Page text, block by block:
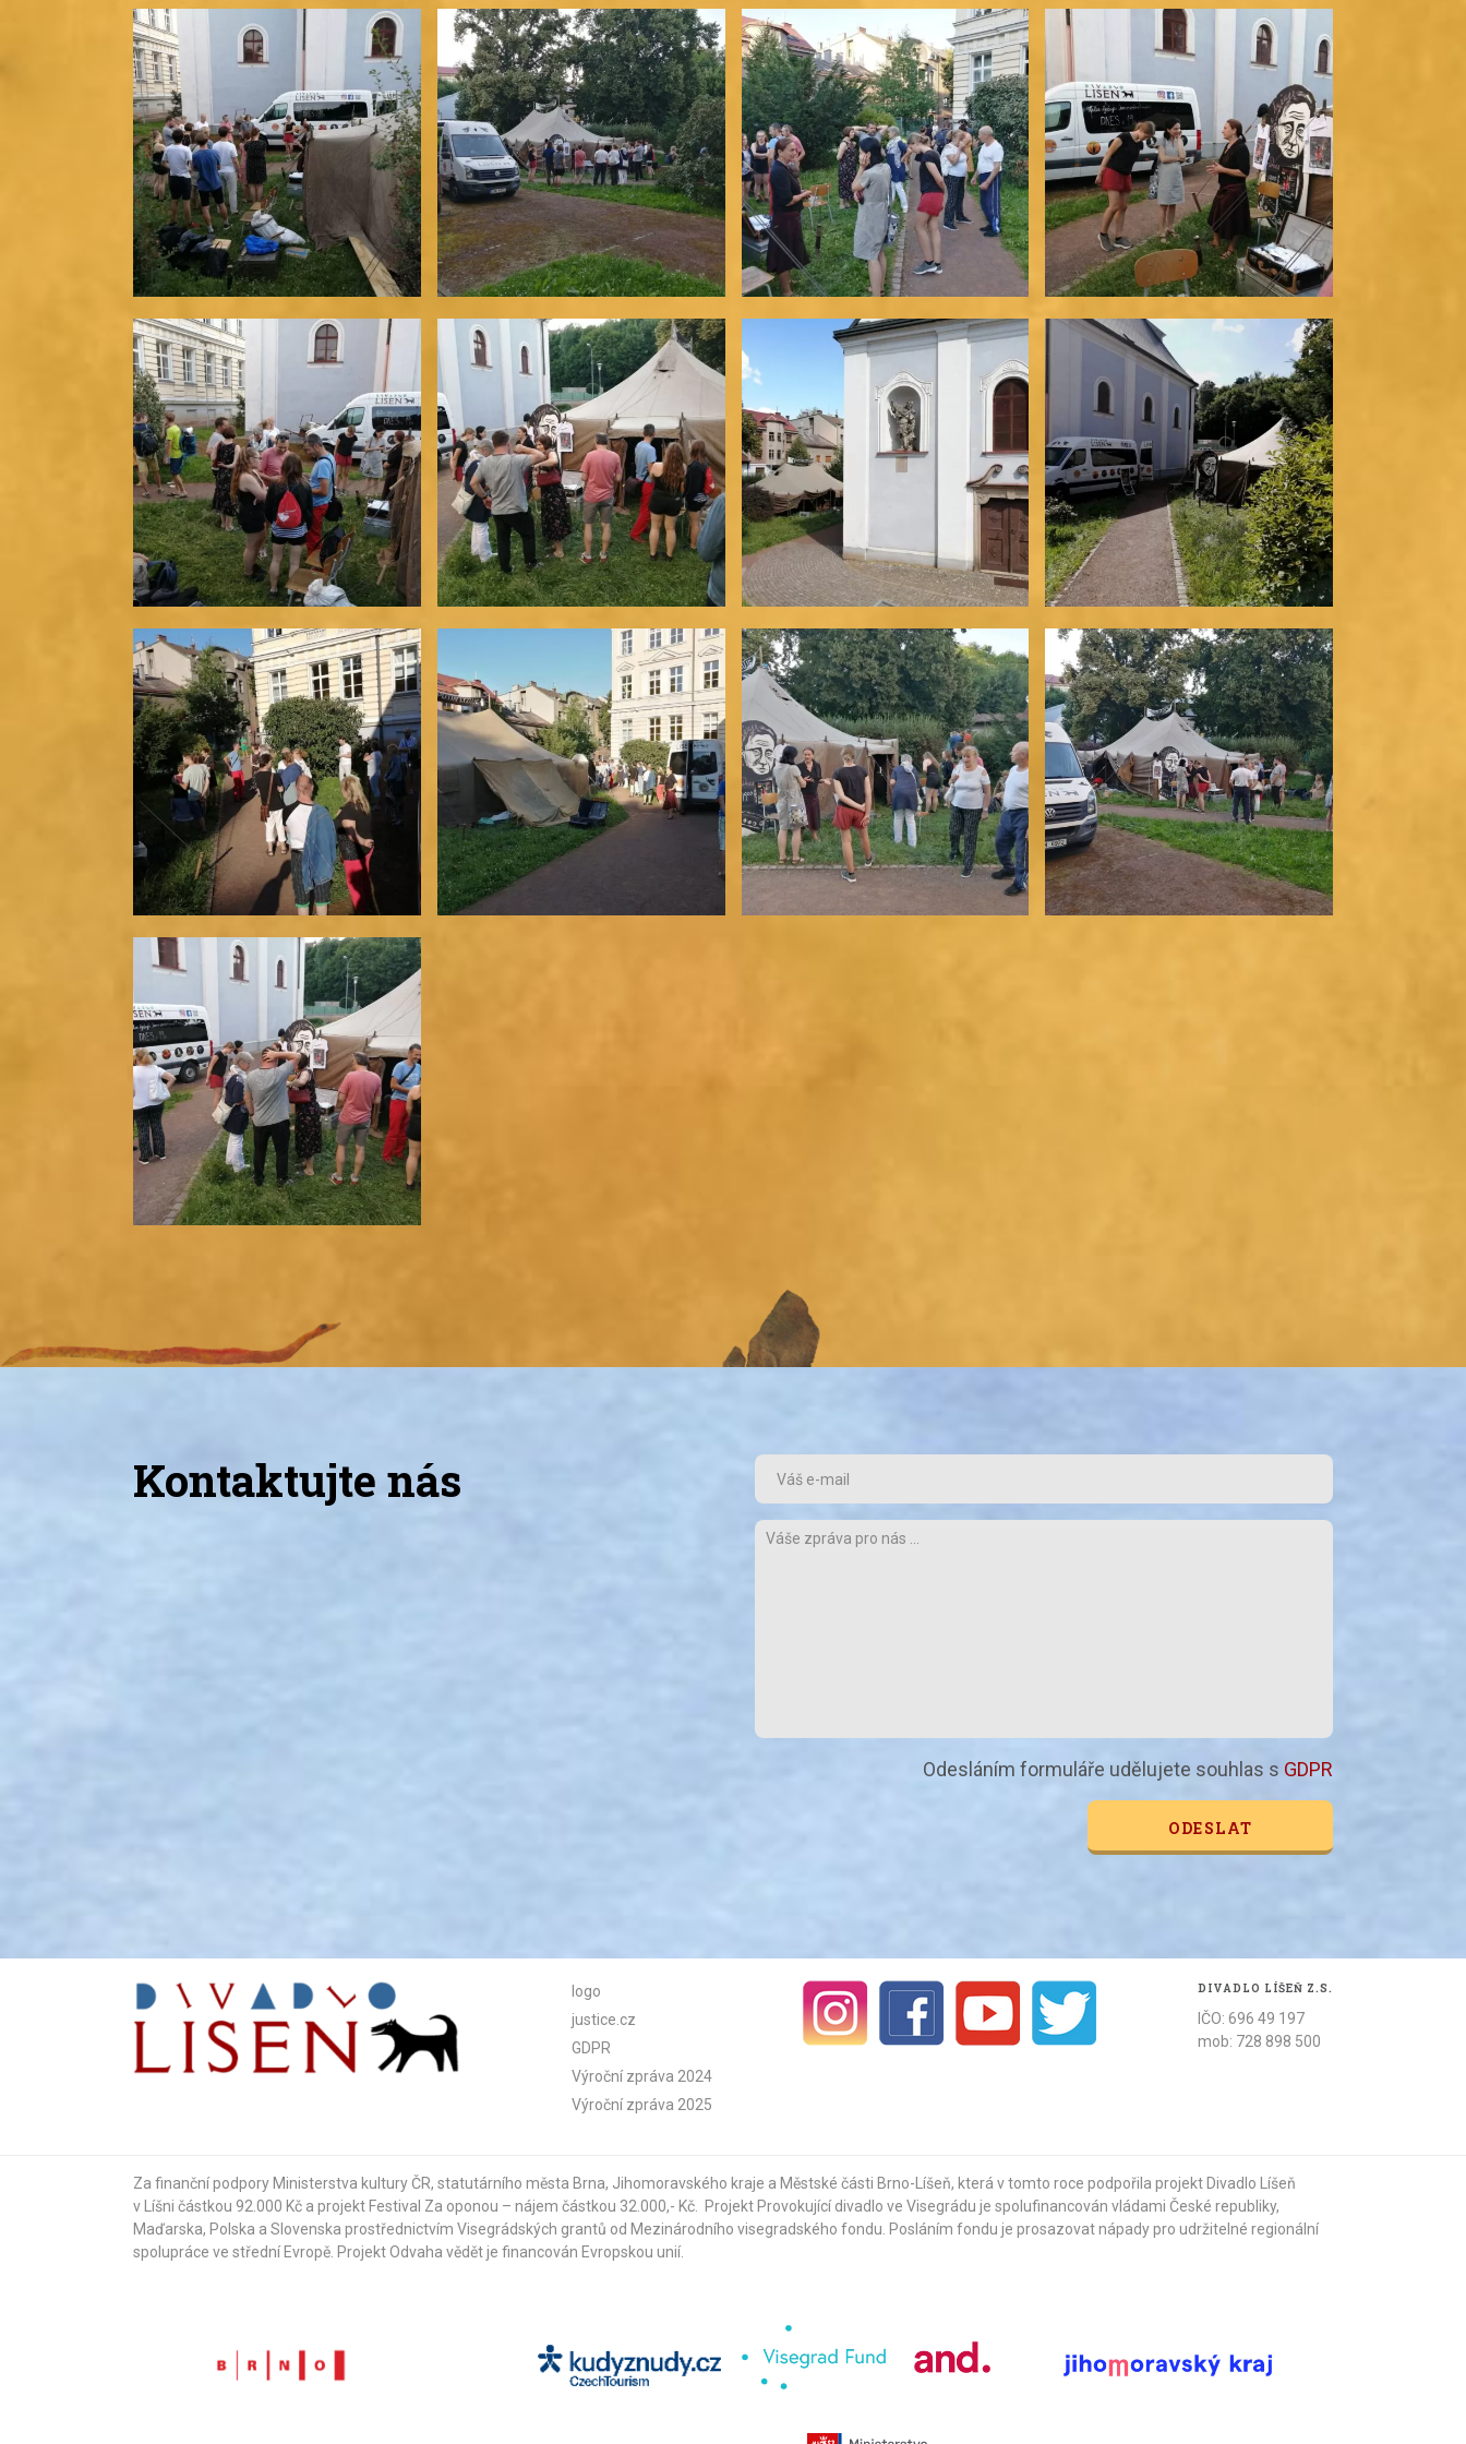
Kontaktujte nás
Odesláním formuláře udělujete souhlas s GDPR
logo
justice.cz
GDPR
Výroční zpráva 2024
Výroční zpráva 2025
DIVADLO LÍŠEŇ Z.S.
IČO: 696 49 197
mob: 728 898 500
Za finanční podpory Ministerstva kultury ČR, statutárního města Brna, Jihomoravského kraje a Městské části Brno-Líšeň, která v tomto roce podpořila projekt Divadlo Líšeň
v Líšni částkou 92.000 Kč a projekt Festival Za oponou – nájem částkou 32.000,- Kč. Projekt Provokující divadlo ve Visegrádu je spolufinancován vládami České republiky,
Maďarska, Polska a Slovenska prostřednictvím Visegrádských grantů od Mezinárodního visegradského fondu . Posláním fondu je prosazovat nápady pro udržitelné regionální
spolupráce ve střední Evropě. Projekt Odvaha vědět je financován Evropskou unií.